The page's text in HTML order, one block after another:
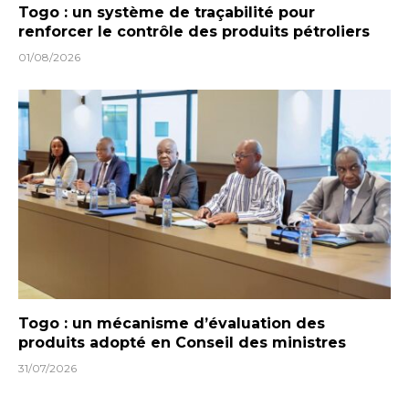
Togo : un système de traçabilité pour
renforcer le contrôle des produits pétroliers
01/08/2026
Togo : un mécanisme d’évaluation des
produits adopté en Conseil des ministres
31/07/2026